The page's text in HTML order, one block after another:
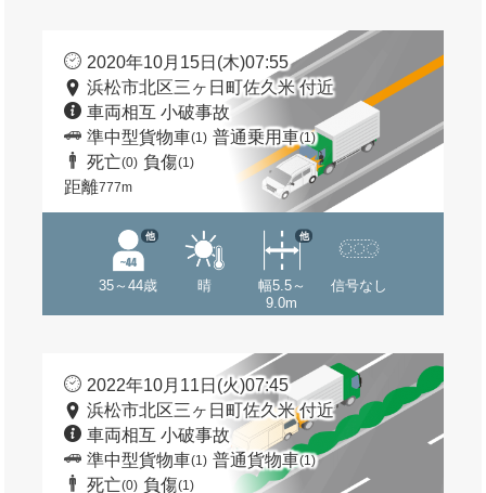
2020年10月15日(木)07:55
浜松市北区三ヶ日町佐久米 付近
車両相互 小破事故
準中型貨物車(1) 普通乗用車(1)
死亡(0) 負傷(1)
距離777m
35～44歳
他
晴
幅5.5～
9.0m
他
信号なし
2022年10月11日(火)07:45
浜松市北区三ヶ日町佐久米 付近
車両相互 小破事故
準中型貨物車(1) 普通貨物車(1)
死亡(0) 負傷(1)